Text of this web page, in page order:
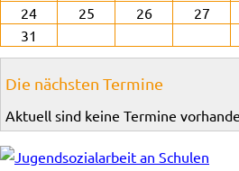
24
25 26 27
31
Die nächsten Termine
Aktuell sind keine Termine